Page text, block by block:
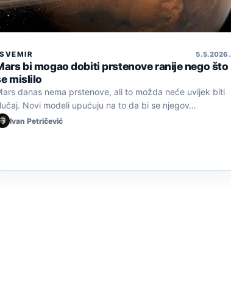
SVEMIR 5. 5. 2026.
bi mogao dobiti prstenove ranije nego što
mislilo
danas nema prstenove, ali to možda neće uvijek biti
Novi modeli upućuju na to da bi se njegov…
Ivan Petričević